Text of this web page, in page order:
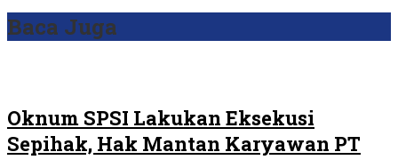
Baca Juga
Oknum SPSI Lakukan Eksekusi
Sepihak, Hak Mantan Karyawan PT